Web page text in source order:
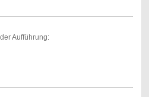
Aufführung: